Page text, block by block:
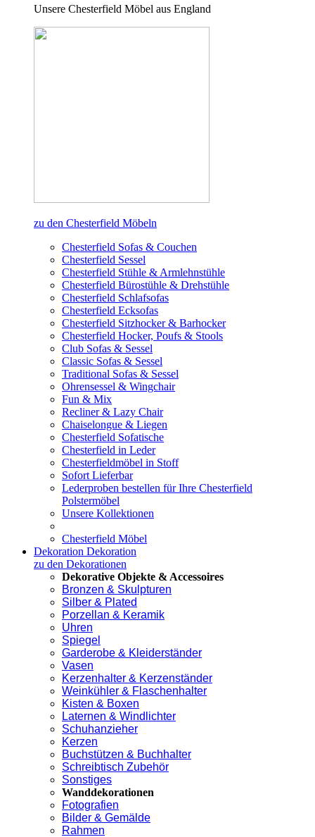
Unsere Chesterfield Möbel aus England
zu den Chesterfield Möbeln
Chesterfield Sofas & Couchen
Chesterfield Sessel
Chesterfield Stühle & Armlehnstühle
Chesterfield Bürostühle & Drehstühle
Chesterfield Schlafsofas
Chesterfield Ecksofas
Chesterfield Sitzhocker & Barhocker
Chesterfield Hocker, Poufs & Stools
Club Sofas & Sessel
Classic Sofas & Sessel
Traditional Sofas & Sessel
Ohrensessel & Wingchair
Fun & Mix
Recliner & Lazy Chair
Chaiselongue & Liegen
Chesterfield Sofatische
Chesterfield in Leder
Chesterfieldmöbel in Stoff
Sofort Lieferbar
Lederproben bestellen für Ihre Chesterfield
Polstermöbel
Unsere Kollektionen
Chesterfield Möbel
Dekoration Dekoration
zu den Dekorationen
Dekorative Objekte & Accessoires
Bronzen & Skulpturen
Silber & Plated
Porzellan & Keramik
Uhren
Spiegel
Garderobe & Kleiderständer
Vasen
Kerzenhalter & Kerzenständer
Weinkühler & Flaschenhalter
Kisten & Boxen
Laternen & Windlichter
Schuhanzieher
Kerzen
Buchstützen & Buchhalter
Schreibtisch Zubehör
Sonstiges
Wanddekorationen
Fotografien
Bilder & Gemälde
Rahmen